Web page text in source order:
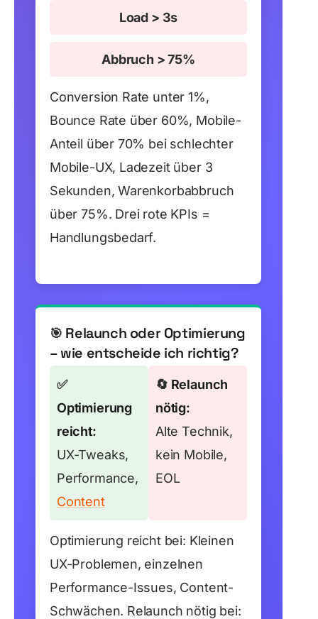
Load > 3s
Abbruch > 75%
Conversion Rate unter 1%,
Bounce Rate über 60%, Mobile-
Anteil über 70% bei schlechter
Mobile-UX, Ladezeit über 3
Sekunden, Warenkorbabbruch
über 75%. Drei rote KPIs =
Handlungsbedarf.
🎯 Relaunch oder Optimierung
– wie entscheide ich richtig?
✅
Optimierung
reicht:
UX-Tweaks,
Performance,
Content
🔄 Relaunch
nötig:
Alte Technik,
kein Mobile,
EOL
Optimierung reicht bei: Kleinen
UX-Problemen, einzelnen
Performance-Issues, Content-
Schwächen. Relaunch nötig bei: